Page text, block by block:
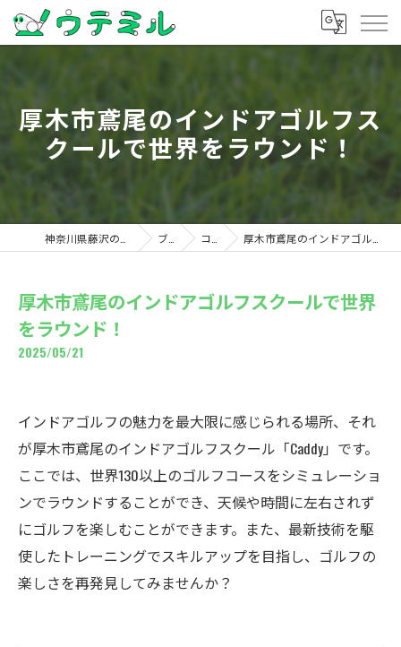
厚木市鳶尾のインドアゴルフス
クールで世界をラウンド！
ブログ コラム 厚木市鳶尾のインドアゴルフスクールで世界をラウンド！
厚木市鳶尾のインドアゴルフスクールで世界
をラウンド！
2025/05/21
インドアゴルフの魅力を最大限に感じられる場所、それ
が厚木市鳶尾のインドアゴルフスクール「Caddy」です。
ここでは、世界130以上のゴルフコースをシミュレーショ
ンでラウンドすることができ、天候や時間に左右されず
にゴルフを楽しむことができます。また、最新技術を駆
使したトレーニングでスキルアップを目指し、ゴルフの
楽しさを再発見してみませんか？